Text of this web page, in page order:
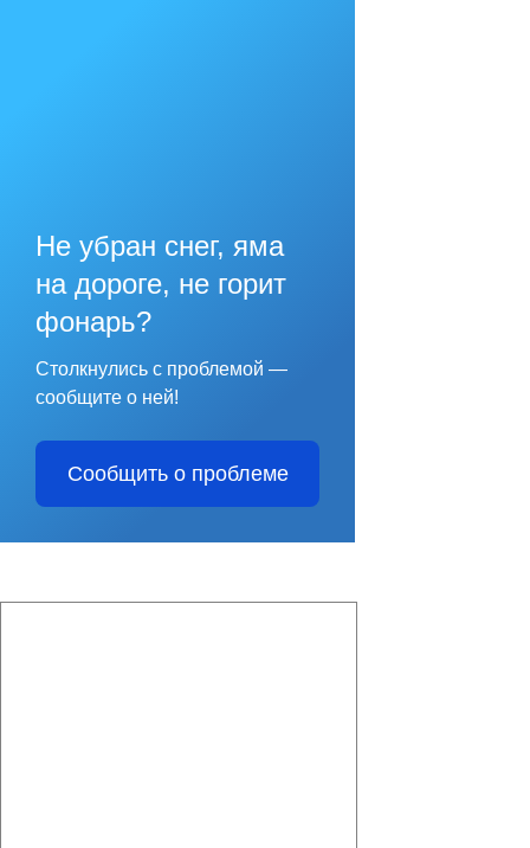
Не убран снег, яма
на дороге, не горит
фонарь?
Столкнулись с проблемой —
сообщите о ней!
Сообщить о проблеме